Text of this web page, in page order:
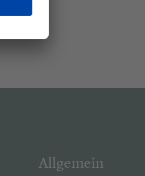
Allgemein